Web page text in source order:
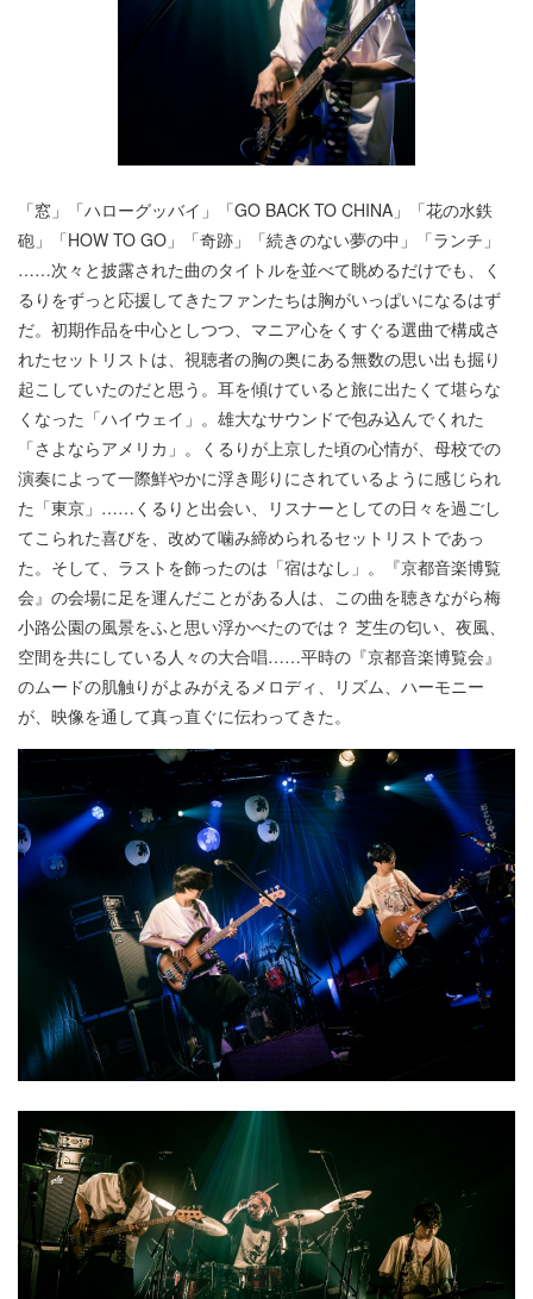
「窓」「ハローグッバイ」「GO BACK TO CHINA」「花の水鉄
砲」「HOW TO GO」「奇跡」「続きのない夢の中」「ランチ」
……次々と披露された曲のタイトルを並べて眺めるだけでも、く
るりをずっと応援してきたファンたちは胸がいっぱいになるはず
だ。初期作品を中心としつつ、マニア心をくすぐる選曲で構成さ
れたセットリストは、視聴者の胸の奥にある無数の思い出も掘り
起こしていたのだと思う。耳を傾けていると旅に出たくて堪らな
くなった「ハイウェイ」。雄大なサウンドで包み込んでくれた
「さよならアメリカ」。くるりが上京した頃の心情が、母校での
演奏によって一際鮮やかに浮き彫りにされているように感じられ
た「東京」……くるりと出会い、リスナーとしての日々を過ごし
てこられた喜びを、改めて噛み締められるセットリストであっ
た。そして、ラストを飾ったのは「宿はなし」。『京都音楽博覧
会』の会場に足を運んだことがある人は、この曲を聴きながら梅
小路公園の風景をふと思い浮かべたのでは？ 芝生の匂い、夜風、
空間を共にしている人々の大合唱……平時の『京都音楽博覧会』
のムードの肌触りがよみがえるメロディ、リズム、ハーモニー
が、映像を通して真っ直ぐに伝わってきた。